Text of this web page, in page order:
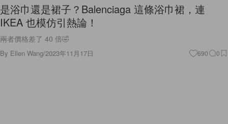
是浴巾還是裙子？Balenciaga 這條浴巾裙，連
IKEA 也模仿引熱論！
兩者價格差了 40 倍🤣
By Ellen Wang/2023年11月17日 690 0